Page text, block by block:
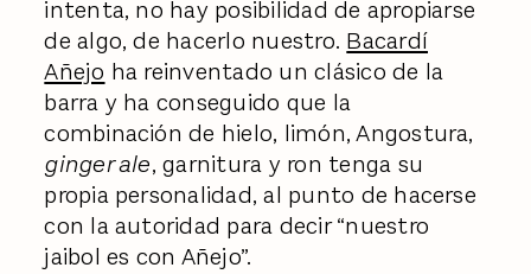
intenta, no hay posibilidad de apropiarse
de algo, de hacerlo nuestro. Bacardí
Añejo ha reinventado un clásico de la
barra y ha conseguido que la
combinación de hielo, limón, Angostura,
ginger ale, garnitura y ron tenga su
propia personalidad, al punto de hacerse
con la autoridad para decir “nuestro
jaibol es con Añejo”.